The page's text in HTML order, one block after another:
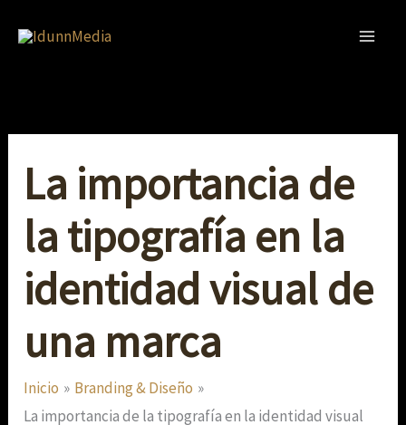
La importancia de
la tipografía en la
identidad visual de
una marca
Inicio
Branding & Diseño
La importancia de la tipografía en la identidad visual